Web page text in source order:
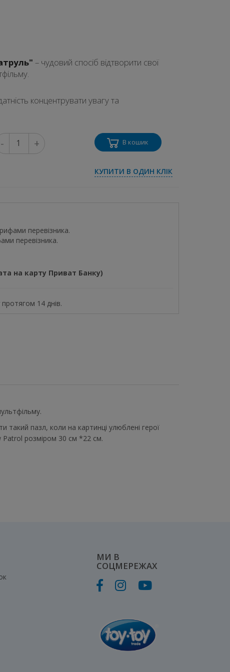
– чудовий спосіб відтворити свої
концентрувати увагу та
- + В кошик
КУПИТИ В ОДИН КЛІК
перевізника.
перевізника.
на карту Приват Банку)
14 днів.
такий пазл, коли на картинці улюблені герої
Patrol розміром 30 см *22 см.
МИ В
СОЦМЕРЕЖАХ